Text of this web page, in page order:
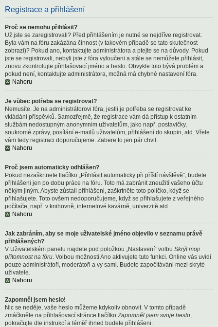
Registrace a přihlášení
Proč se nemohu přihlásit?
Už jste se zaregistrovali? Před přihlášením je nutné se nejdříve registrovat.
Byla vám na fóru zakázána činnost (v takovém případě se tato skutečnost
zobrazí)? Pokud ano, kontaktujte administrátora a ptejte se na důvody. Pokud
jste se registrovali, nebyli jste z fóra vyloučeni a stále se nemůžete přihlásit,
znovu zkontrolujte přihlašovací jméno a heslo. Obvykle toto bývá problém a
pokud není, kontaktujte administrátora, možná má chybné nastavení fóra.
Nahoru
Je vůbec potřeba se registrovat?
Nemusíte. Je na administrátorovi fóra, jestli je potřeba se registrovat ke
vkládání příspěvků. Samozřejmě, že registrace vám dá přístup k ostatním
službám nedostupným anonymním uživatelům, jako např. postavičky,
soukromé zprávy, posílání e-mailů uživatelům, přihlášení do skupin, atd. Vřele
vám tedy registraci doporučujeme. Zabere to jen pár chvil.
Nahoru
Proč jsem automaticky odhlášen?
Pokud nezaškrtnete tlačítko „Přihlásit automaticky při příští návštěvě”, budete
přihlášeni jen po dobu práce na fóru. Toto má zabránit zneužití vašeho účtu
někým jiným. Abyste zůstali přihlášeni, zaškrtněte toto políčko, když se
přihlašujete. Toto ovšem nedoporučujeme, když se přihlašujete z veřejného
počítače, např. v knihovně, internetové kavárně, univerzitě atd.
Nahoru
Jak zabráním, aby se moje uživatelské jméno objevilo v seznamu právě
přihlášených?
V Uživatelském panelu najdete pod položkou „Nastavení“ volbu Skrýt moji
přítomnost na fóru. Volbou možnosti Ano aktivujete tuto funkci. Online vás uvidí
pouze administrátoři, moderátoři a vy sami. Budete započítáváni mezi skryté
uživatele.
Nahoru
Zapomněl jsem heslo!
Nic se neděje, vaše heslo můžeme kdykoliv obnovit. V tomto případě
zmáčkněte na přihlašovací stránce tlačítkoZapomněl jsem svoje heslo,
pokračujte dle instrukcí a téměř ihned budete přihlášeni.